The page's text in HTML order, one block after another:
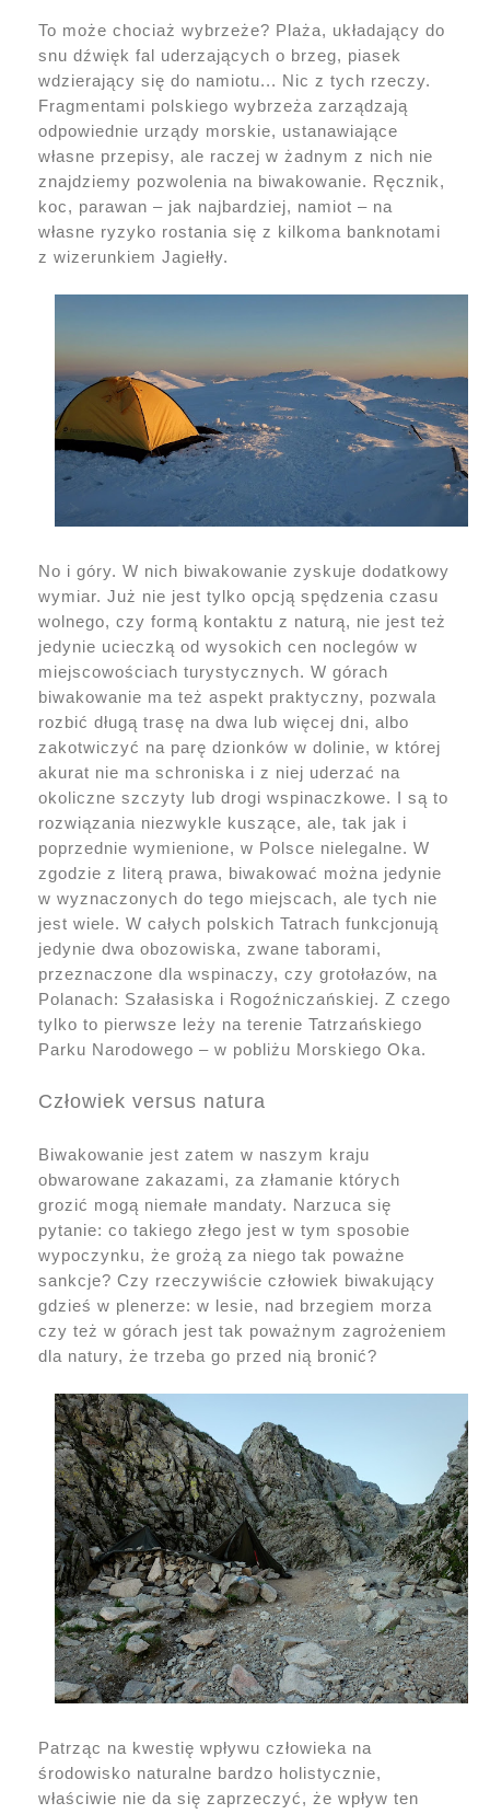
To może chociaż wybrzeże? Plaża, układający do
snu dźwięk fal uderzających o brzeg, piasek
wdzierający się do namiotu... Nic z tych rzeczy.
Fragmentami polskiego wybrzeża zarządzają
odpowiednie urządy morskie, ustanawiające
własne przepisy, ale raczej w żadnym z nich nie
znajdziemy pozwolenia na biwakowanie. Ręcznik,
koc, parawan – jak najbardziej, namiot – na
własne ryzyko rostania się z kilkoma banknotami
z wizerunkiem Jagiełły.
No i góry. W nich biwakowanie zyskuje dodatkowy
wymiar. Już nie jest tylko opcją spędzenia czasu
wolnego, czy formą kontaktu z naturą, nie jest też
jedynie ucieczką od wysokich cen noclegów w
miejscowościach turystycznych. W górach
biwakowanie ma też aspekt praktyczny, pozwala
rozbić długą trasę na dwa lub więcej dni, albo
zakotwiczyć na parę dzionków w dolinie, w której
akurat nie ma schroniska i z niej uderzać na
okoliczne szczyty lub drogi wspinaczkowe. I są to
rozwiązania niezwykle kuszące, ale, tak jak i
poprzednie wymienione, w Polsce nielegalne. W
zgodzie z literą prawa, biwakować można jedynie
w wyznaczonych do tego miejscach, ale tych nie
jest wiele. W całych polskich Tatrach funkcjonują
jedynie dwa obozowiska, zwane taborami,
przeznaczone dla wspinaczy, czy grotołazów, na
Polanach: Szałasiska i Rogoźniczańskiej. Z czego
tylko to pierwsze leży na terenie Tatrzańskiego
Parku Narodowego – w pobliżu Morskiego Oka.
Człowiek versus natura
Biwakowanie jest zatem w naszym kraju
obwarowane zakazami, za złamanie których
grozić mogą niemałe mandaty. Narzuca się
pytanie: co takiego złego jest w tym sposobie
wypoczynku, że grożą za niego tak poważne
sankcje? Czy rzeczywiście człowiek biwakujący
gdzieś w plenerze: w lesie, nad brzegiem morza
czy też w górach jest tak poważnym zagrożeniem
dla natury, że trzeba go przed nią bronić?
Patrząc na kwestię wpływu człowieka na
środowisko naturalne bardzo holistycznie,
właściwie nie da się zaprzeczyć, że wpływ ten